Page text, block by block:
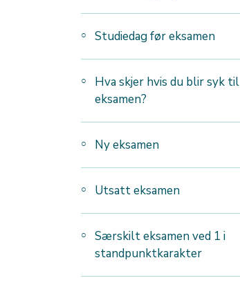
Studiedag før eksamen
Hva skjer hvis du blir syk til
eksamen?
Ny eksamen
Utsatt eksamen
Særskilt eksamen ved 1 i
standpunktkarakter